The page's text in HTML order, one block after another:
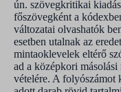
ún. szövegkritikai
főszövegként a
változatai olvashatók
esetben utalnak az
mintaoklevelek eltérő
ad a középkori másolási
vételére. A folyószámot